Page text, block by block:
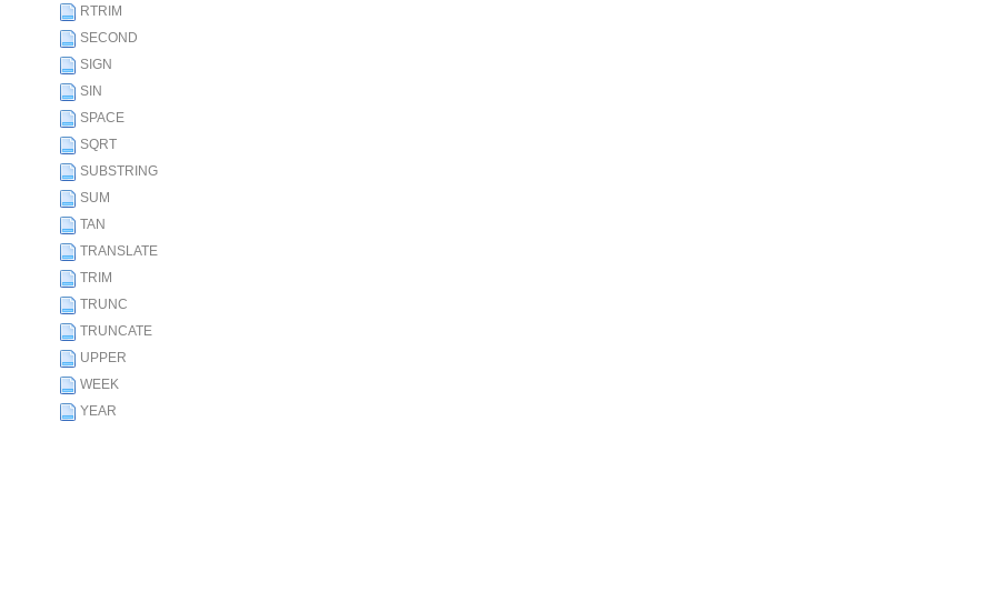
RTRIM
SECOND
SIGN
SIN
SPACE
SQRT
SUBSTRING
SUM
TAN
TRANSLATE
TRIM
TRUNC
TRUNCATE
UPPER
WEEK
YEAR